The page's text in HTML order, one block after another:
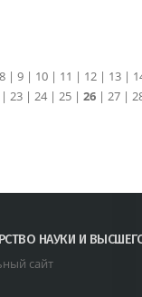
8| 9| 10| 11 | 12| 13|
| 23 | 24 | 25 | 26 | 27 |
НАУКИ И
сайт